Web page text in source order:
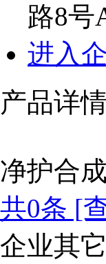
路8号
进入
产品详情
净护合
共0条 [
企业其